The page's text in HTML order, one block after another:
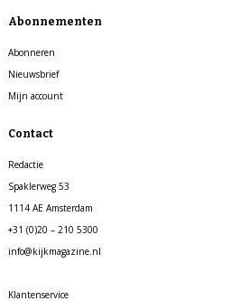
Abonnementen
Abonneren
Nieuwsbrief
Mijn account
Contact
Redactie
Spaklerweg 53
1114 AE Amsterdam
+31 (0)20 – 210 5300
info@kijkmagazine.nl
Klantenservice